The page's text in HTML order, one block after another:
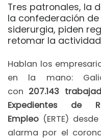
Tres patronales, la
la confederación
siderurgia, piden
retomar la actividad
Hablan los
en la mano:
con 207.143
Expedientes de
Empleo (ERTE)
alarma por el